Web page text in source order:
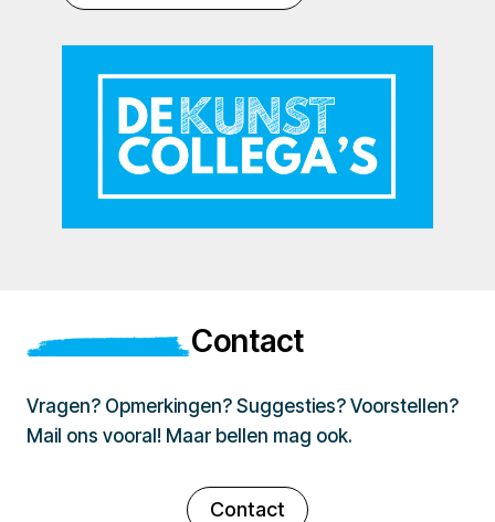
Contact
Vragen? Opmerkingen? Suggesties? Voorstellen?
Mail ons vooral! Maar bellen mag ook.
Contact